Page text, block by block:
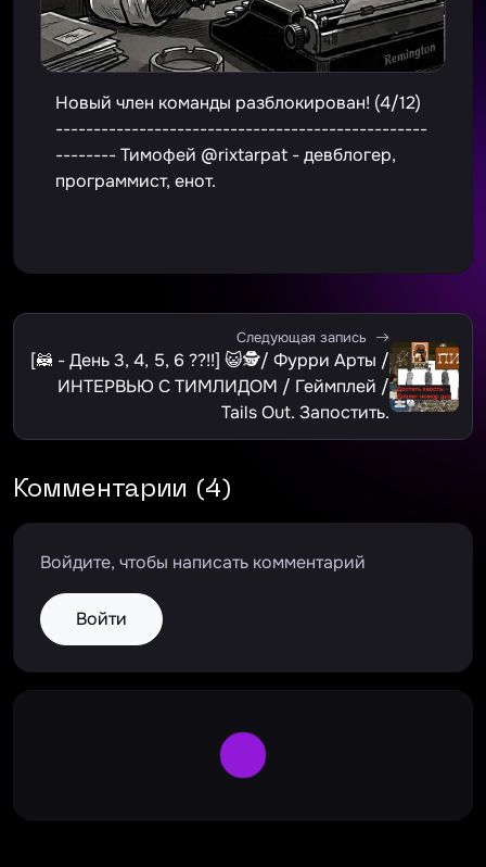
Новый член команды разблокирован! (4/12)
-------------------------------------------------
-------- Тимофей @rixtarpat - девблогер,
программист, енот.
Следующая запись
[🦝 - День 3, 4, 5, 6 ??!!] 😺🕵️/ Фурри Арты /
ИНТЕРВЬЮ С ТИМЛИДОМ / Геймплей /
Tails Out. Запостить.
Комментарии (4)
Войдите, чтобы написать комментарий
Войти
Large Spinner